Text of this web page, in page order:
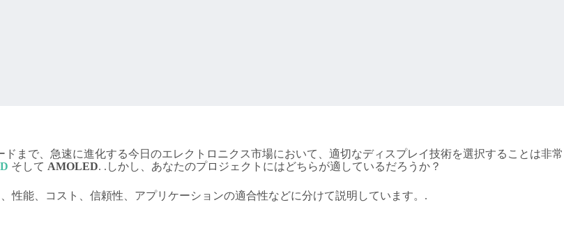
まで、急速に進化する今日のエレクトロニクス市場において、適切なディスプレイ技術を選択することは非常
そして AMOLED. .しかし、あなたのプロジェクトにはどちらが適しているだろうか？
能、コスト、信頼性、アプリケーションの適合性などに分けて説明しています。.